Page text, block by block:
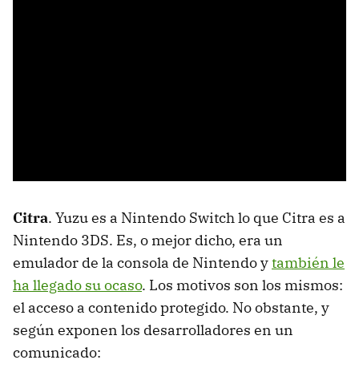
Citra. Yuzu es a Nintendo Switch lo que Citra es a
Nintendo 3DS. Es, o mejor dicho, era un
emulador de la consola de Nintendo ytambién le
ha llegado su ocaso. Los motivos son los mismos:
el acceso a contenido protegido. No obstante, y
según exponen los desarrolladores en un
comunicado: